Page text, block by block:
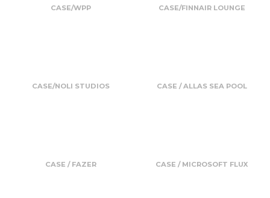
CASE/WPP CASE/FINNAIR LOUNGE
CASE/NOLI STUDIOS CASE / ALLAS SEA POOL
CASE / FAZER CASE / MICROSOFT FLUX